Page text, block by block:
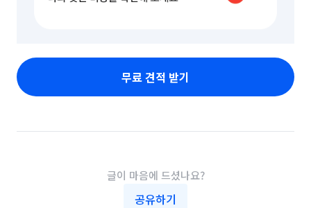
무료 견적 받기
글이 마음에 드셨나요?
공유하기